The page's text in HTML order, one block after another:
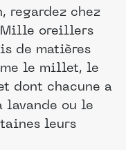
regardez chez
Mille oreillers
de matières
le millet, le
dont chacune a
lavande ou le
leurs